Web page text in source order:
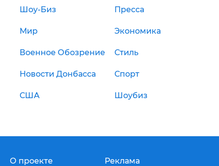
Шоу-Биз Пресса
Мир Экономика
Военное Обозрение Стиль
Новости Донбасса Спорт
США Шоубиз
О проекте Реклама